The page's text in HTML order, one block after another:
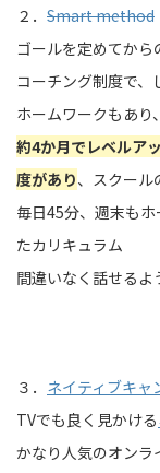
２． Smart method
ゴールを定めてか
コーチング制度で、
ホームワークもあり
約4か月でレベルア
度があり、スクール
毎日45分、週末も
たカリキュラム
間違いなく話せる
３． ネイティブキャ
TVでも良く見かける
かなり人気のオンラ